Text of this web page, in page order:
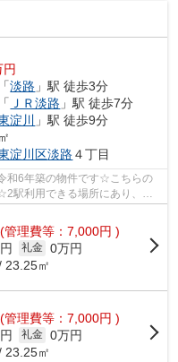
円
「淡路 」駅 徒歩3分
「 ＪＲ淡路 」駅 徒歩7分
淀川
」駅 徒歩9分
淀川区淡路 ４丁目
和6年築の物件です☆こちらの
駅利用できる場所にあり、行
(管理費等：7,000円 )
礼金 0万円
23.25㎡
(管理費等：7,000円 )
礼金 0万円
23.25㎡